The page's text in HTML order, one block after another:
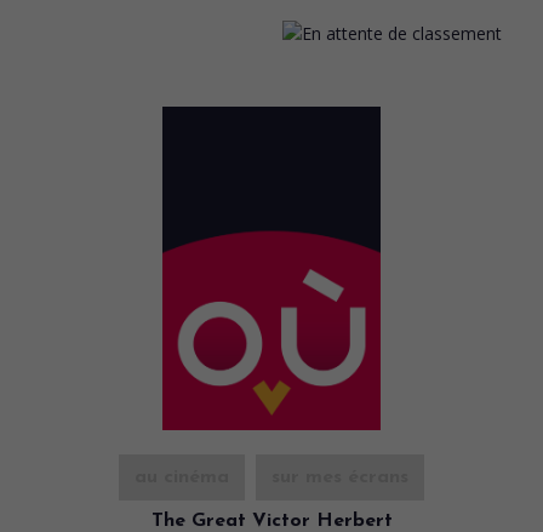
The Great Victor Herbert